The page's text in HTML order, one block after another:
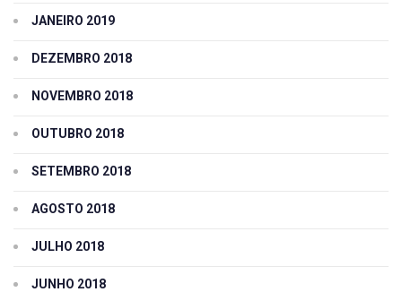
JANEIRO 2019
DEZEMBRO 2018
NOVEMBRO 2018
OUTUBRO 2018
SETEMBRO 2018
AGOSTO 2018
JULHO 2018
JUNHO 2018